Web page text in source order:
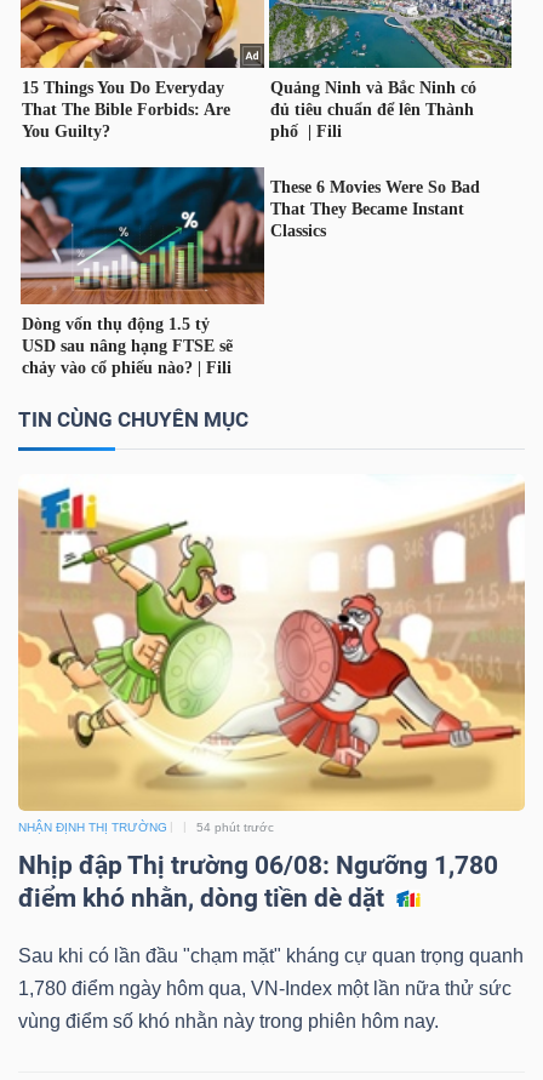
TIN CÙNG CHUYÊN MỤC
NHẬN ĐỊNH THỊ TRƯỜNG 54 phút trước
Nhịp đập Thị trường 06/08: Ngưỡng 1,780
điểm khó nhằn, dòng tiền dè dặt
Sau khi có lần đầu "chạm mặt" kháng cự quan trọng quanh
1,780 điểm ngày hôm qua, VN-Index một lần nữa thử sức
vùng điểm số khó nhằn này trong phiên hôm nay.